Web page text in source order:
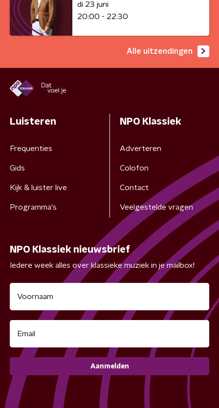
di 23 juni
20:00 - 22:30
Alle uitzendingen
Luisteren
Frequenties
Gids
Kijk & luister live
Programma's
NPO Klassiek
Adverteren
Colofon
Contact
Veelgestelde vragen
NPO Klassiek nieuwsbrief
Iedere week alles over klassieke muziek in je mailbox!
Aanmelden